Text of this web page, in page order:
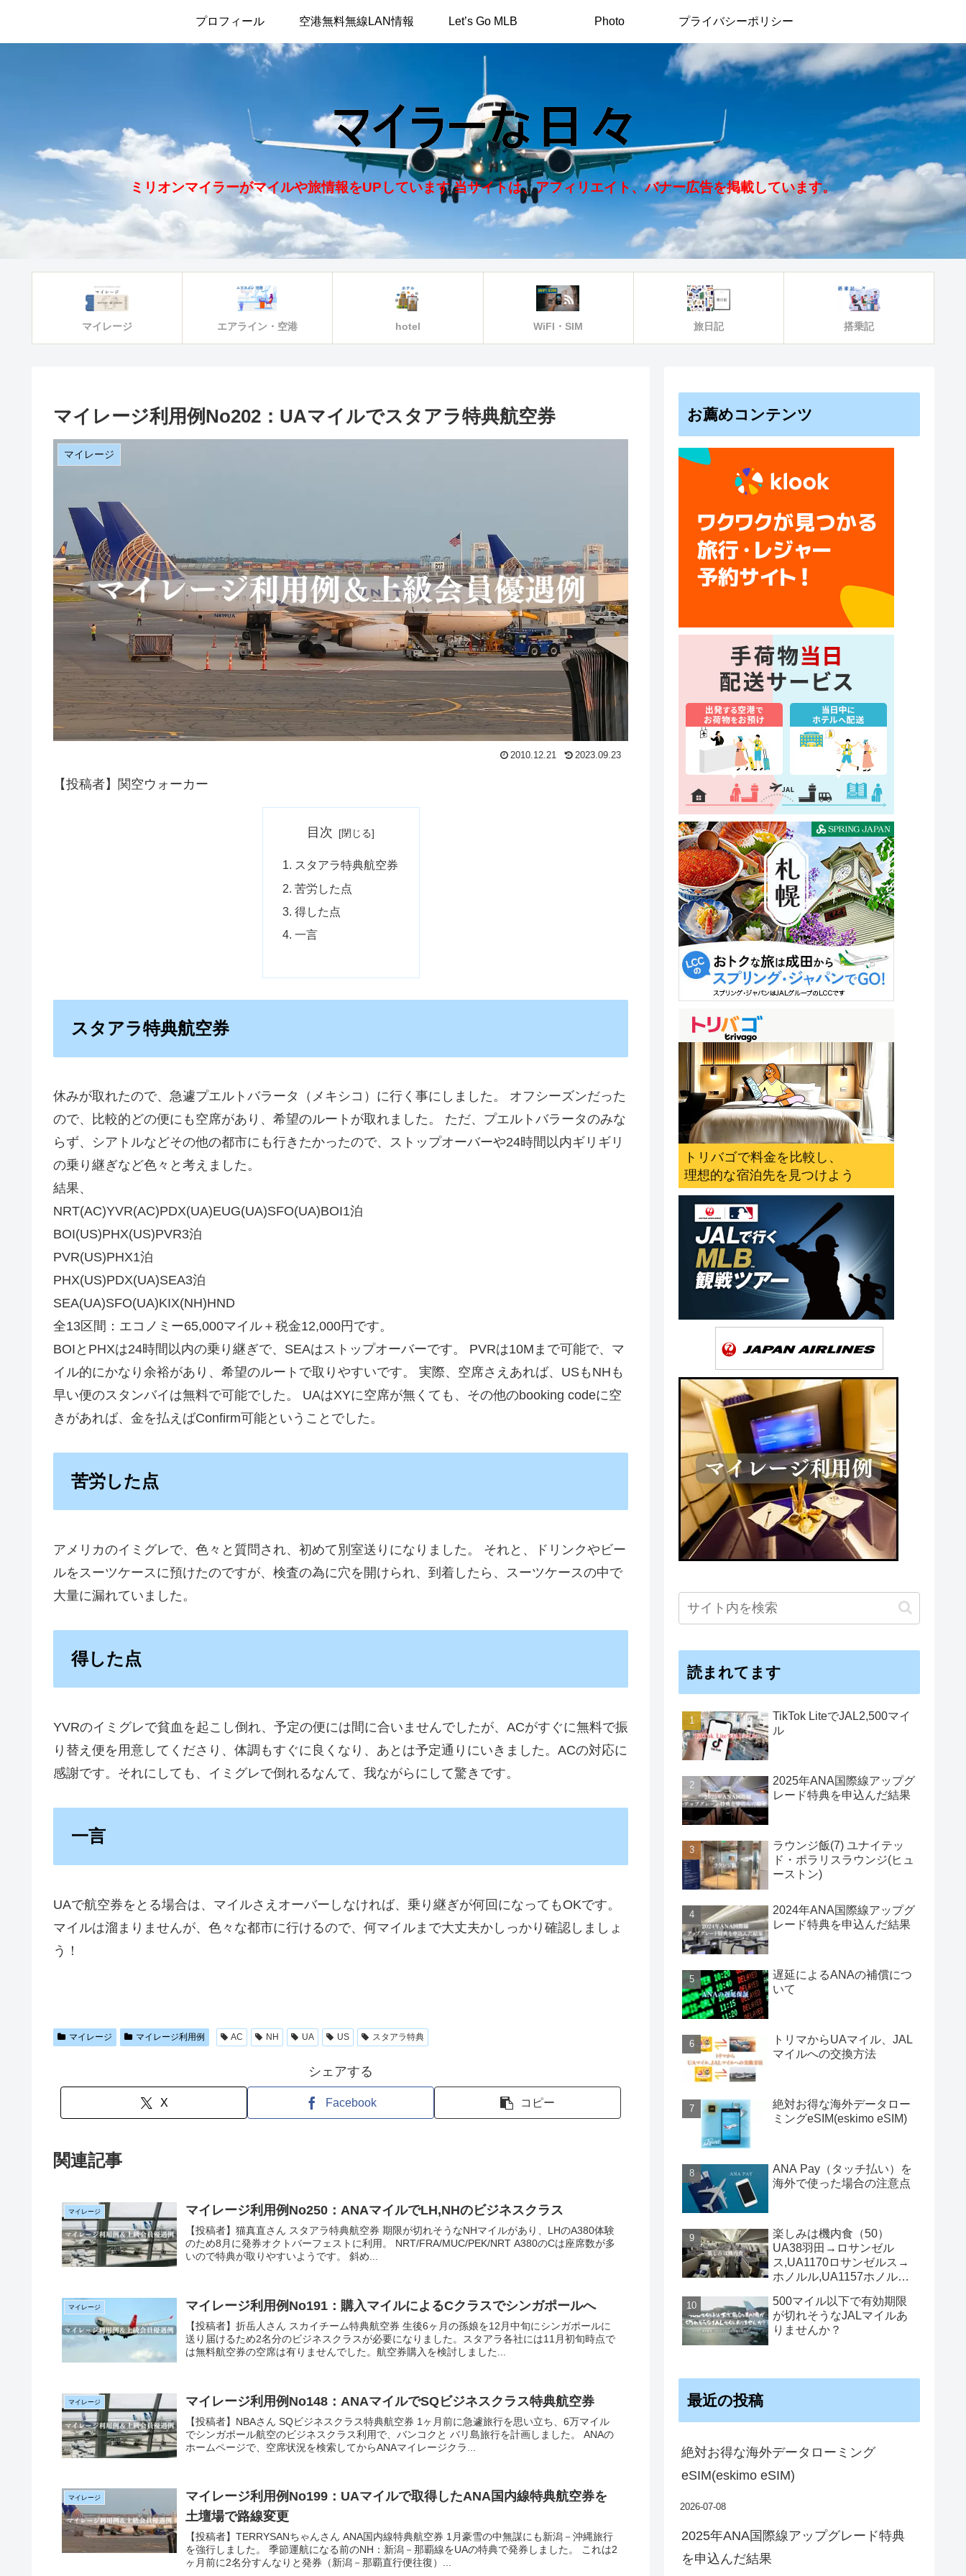
ミリオンマイラーがマイルや旅情報をUPしています 当サイトは、アフィリエイト、バナー広告を掲載しています。
プロフィール 空港無料無線LAN情報 Let’s Go MLB Photo プライバシーポリシー
マイレージ エアライン・空港 hotel WiFI・SIM 旅日記 搭乗記
マイレージ利用例No202：UAマイルでスタアラ特典航空券
マイレージ
2010.12.21 2023.09.23
【投稿者】関空ウォーカー
目次
スタアラ特典航空券
苦労した点
得した点
一言
スタアラ特典航空券
休みが取れたので、急遽プエルトバラータ（メキシコ）に行く事にしました。 オフシーズンだった
ので、比較的どの便にも空席があり、希望のルートが取れました。 ただ、プエルトバラータのみな
らず、シアトルなどその他の都市にも行きたかったので、ストップオーバーや24時間以内ギリギリ
の乗り継ぎなど色々と考えました。
結果、
NRT(AC)YVR(AC)PDX(UA)EUG(UA)SFO(UA)BOI1泊
BOI(US)PHX(US)PVR3泊
PVR(US)PHX1泊
PHX(US)PDX(UA)SEA3泊
SEA(UA)SFO(UA)KIX(NH)HND
全13区間：エコノミー65,000マイル＋税金12,000円です。
BOIとPHXは24時間以内の乗り継ぎで、SEAはストップオーバーです。 PVRは10Mまで可能で、マ
イル的にかなり余裕があり、希望のルートで取りやすいです。 実際、空席さえあれば、USもNHも
早い便のスタンバイは無料で可能でした。 UAはXYに空席が無くても、その他のbooking codeに空
きがあれば、金を払えばConfirm可能ということでした。
苦労した点
アメリカのイミグレで、色々と質問され、初めて別室送りになりました。 それと、ドリンクやビー
ルをスーツケースに預けたのですが、検査の為に穴を開けられ、到着したら、スーツケースの中で
大量に漏れていました。
得した点
YVRのイミグレで貧血を起こし倒れ、予定の便には間に合いませんでしたが、ACがすぐに無料で振
り替え便を用意してくださり、体調もすぐに良くなり、あとは予定通りにいきました。ACの対応に
感謝です。それにしても、イミグレで倒れるなんて、我ながらにして驚きです。
一言
UAで航空券をとる場合は、マイルさえオーバーしなければ、乗り継ぎが何回になってもOKです。
マイルは溜まりませんが、色々な都市に行けるので、何マイルまで大丈夫かしっかり確認しましょ
う！
マイレージ マイレージ利用例 AC NH UA US スタアラ特典
シェアする
X Facebook コピー
関連記事
マイレージ マイレージ利用例No250：ANAマイルでLH,NHのビジネスクラス
【投稿者】猫真直さん スタアラ特典航空券 期限が切れそうなNHマイルがあり、LHのA380体験
のため8月に発券オクトバーフェストに利用。 NRT/FRA/MUC/PEK/NRT A380のCは座席数が多
いので特典が取りやすいようです。 斜め...
マイレージ マイレージ利用例No191：購入マイルによるCクラスでシンガポールへ
【投稿者】折岳人さん スカイチーム特典航空券 生後6ヶ月の孫娘を12月中旬にシンガポールに
送り届けるため2名分のビジネスクラスが必要になりました。スタアラ各社には11月初旬時点で
は無料航空券の空席は有りませんでした。航空券購入を検討しました...
マイレージ マイレージ利用例No148：ANAマイルでSQビジネスクラス特典航空券
【投稿者】NBAさん SQビジネスクラス特典航空券 1ヶ月前に急遽旅行を思い立ち、6万マイル
でシンガポール航空のビジネスクラス利用で、バンコクと バリ島旅行を計画しました。 ANAの
ホームページで、空席状況を検索してからANAマイレージクラ...
マイレージ
マイレージ利用例No199：UAマイルで取得したANA国内線特典航空券を
土壇場で路線変更
【投稿者】TERRYSANちゃんさん ANA国内線特典航空券 1月豪雪の中無謀にも新潟－沖縄旅行
を強行しました。 季節運航になる前のNH：新潟－那覇線をUAの特典で発券しました。 これは2
ヶ月前に2名分すんなりと発券（新潟－那覇直行便往復）...
お薦めコンテンツ
読まれてます
TikTok LiteでJAL2,500マイ
ル
2025年ANA国際線アップグ
レード特典を申込んだ結果
ラウンジ飯(7) ユナイテッ
ド・ポラリスラウンジ(ヒュ
ーストン)
2024年ANA国際線アップグ
レード特典を申込んだ結果
遅延によるANAの補償につ
いて
トリマからUAマイル、JAL
マイルへの交換方法
絶対お得な海外データロー
ミングeSIM(eskimo eSIM)
ANA Pay（タッチ払い）を
海外で使った場合の注意点
楽しみは機内食（50）
UA38羽田→ロサンゼル
ス,UA1170ロサンゼルス→
ホノルル,UA1157ホノルル
500マイル以下で有効期限
が切れそうなJALマイルあ
りませんか？
最近の投稿
絶対お得な海外データローミング
eSIM(eskimo eSIM)
2026-07-08
2025年ANA国際線アップグレード特典
を申込んだ結果